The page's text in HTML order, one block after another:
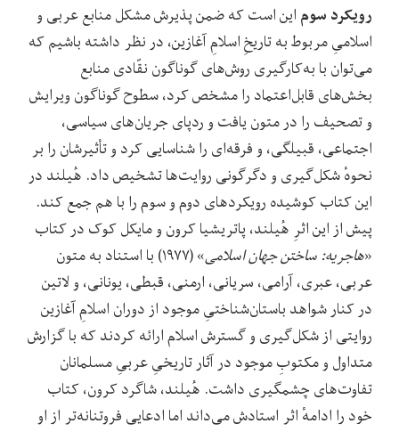
رویکرد سوم این است که ضمن پذیرش مشکل منابع عربی و
اسلامیِ مربوط به تاریخِ اسلامِ آغازین، در نظر داشته باشیم که
می‌توان با به‌کارگیری روش‌های گوناگون نقّادی منابع
بخش‌های قابل‌اعتماد را مشخص کرد، سطوح گوناگون ویرایش
و تصحیف را در متون یافت و ردپای جریان‌های سیاسی،
اجتماعی، قبیلگی، و فرقه‌ای را شناسایی کرد و تأثیرشان را بر
نحوهٔ شکل‌گیری و دگرگونی روایت‌ها تشخیص داد. هُیلند در
این کتاب کوشیده رویکردهای دوم و سوم را با هم جمع کند.
پیش از این اثرِ هُیلند، پاتریشیا کرون و مایکل کوک در کتاب
«هاجریه: ساختن جهان اسلامی
» (۱۹۷۷) با استناد به متون
عربی، عبری، آرامی، سریانی، ارمنی، قبطی، یونانی، و لاتین
در کنار شواهد باستان‌شناختیِ موجود از دوران اسلامِ آغازین
روایتی از شکل‌گیری و گسترش اسلام ارائه کردند که با گزارش
متداول و مکتوبِ موجود در آثار تاریخیِ عربیِ مسلمانان
تفاوت‌های چشمگیری داشت. هُیلند، شاگرد کرون، کتاب
خود را ادامهٔ اثر استادش می‌داند اما ادعایی فروتنانه‌تر از او